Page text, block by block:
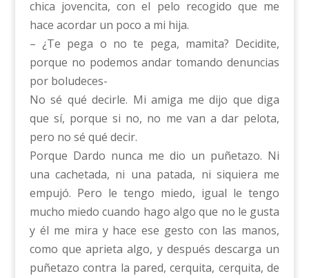
chica jovencita, con el pelo recogido que me
hace acordar un poco a mi hija.
– ¿Te pega o no te pega, mamita? Decidite,
porque no podemos andar tomando denuncias
por boludeces-
No sé qué decirle. Mi amiga me dijo que diga
que sí, porque si no, no me van a dar pelota,
pero no sé qué decir.
Porque Dardo nunca me dio un puñetazo. Ni
una cachetada, ni una patada, ni siquiera me
empujó. Pero le tengo miedo, igual le tengo
mucho miedo cuando hago algo que no le gusta
y él me mira y hace ese gesto con las manos,
como que aprieta algo, y después descarga un
puñetazo contra la pared, cerquita, cerquita, de